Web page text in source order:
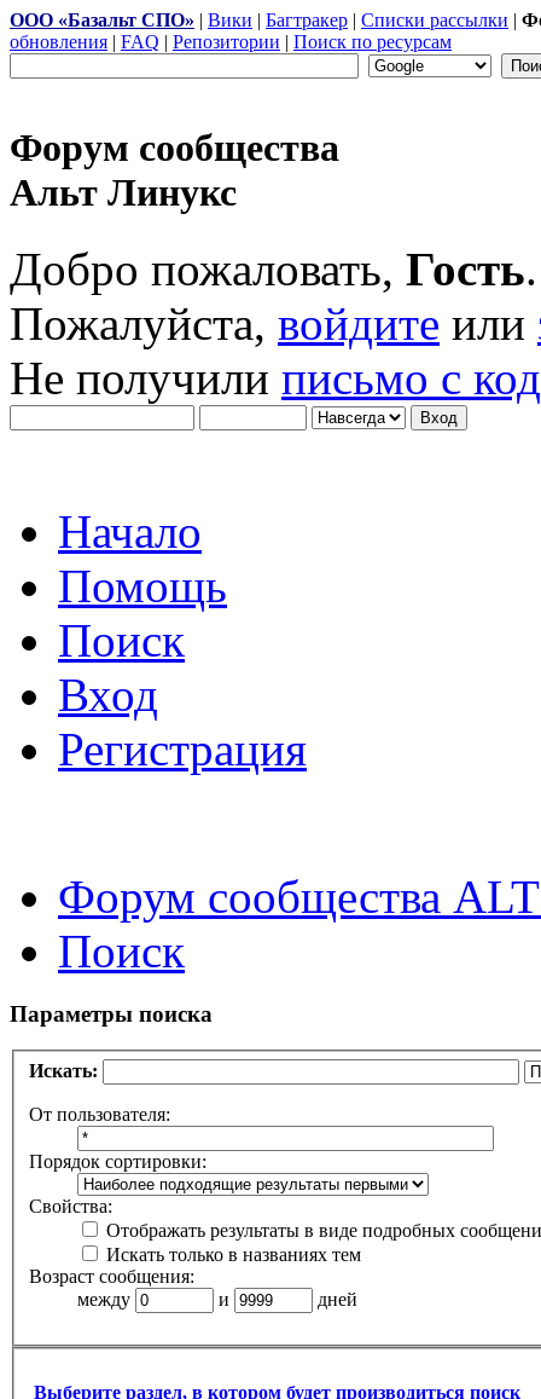
ООО «Базальт СПО» | Вики | Багтракер | Списки рассылки |
обновления | FAQ | Репозитории | Поиск по ресурсам
Форум сообщества
Альт Линукс
Добро пожаловать, Гость.
Пожалуйста, войдите или
Не получили письмо с
Начало
Помощь
Поиск
Вход
Регистрация
Форум сообщества
Поиск
Параметры поиска
Искать:
От пользователя:
Порядок сортировки:
Свойства:
Отображать результаты в виде подробных
Искать только в названиях тем
Возраст сообщения:
между
и дней
Выберите раздел, в котором будет производиться поиск